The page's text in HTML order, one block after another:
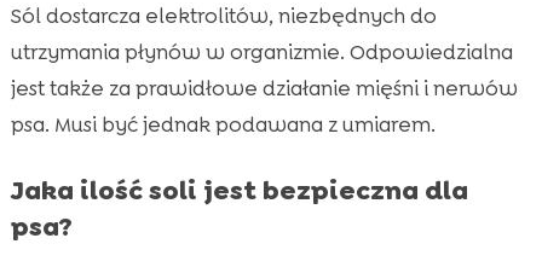
Sól dostarcza elektrolitów, niezbędnych do
utrzymania płynów w organizmie. Odpowiedzialna
jest także za prawidłowe działanie mięśni i nerwów
psa. Musi być jednak podawana z umiarem.
Jaka ilość soli jest bezpieczna dla
psa?